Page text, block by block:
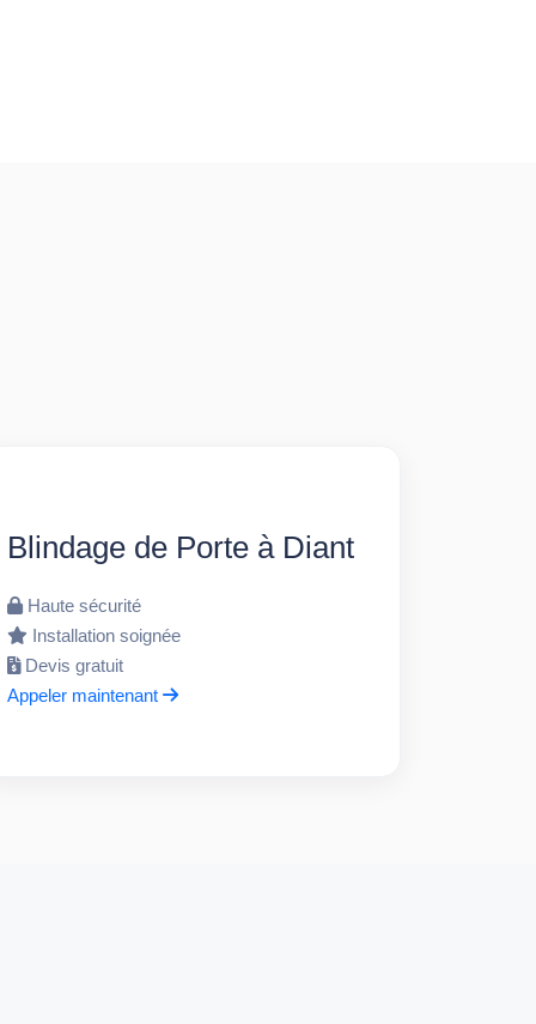
Blindage de Porte à Diant
Haute sécurité
Installation soignée
Devis gratuit
Appeler maintenant